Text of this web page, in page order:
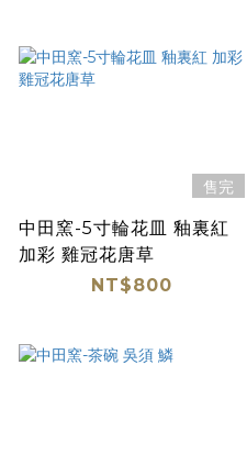
售完
中田窯-5寸輪花皿 釉裏紅
加彩 雞冠花唐草
NT$800